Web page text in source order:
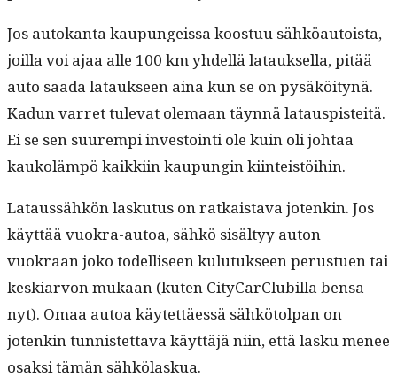
Jos autokan­ta kaupungeis­sa koos­t­uu sähköau­toista,
joil­la voi ajaa alle 100 km yhdel­lä latauk­sel­la, pitää
auto saa­da latauk­seen aina kun se on pysäköi­tynä.
Kadun var­ret tule­vat ole­maan täyn­nä lataus­pis­teitä.
Ei se sen suurem­pi investoin­ti ole kuin oli johtaa
kaukoläm­pö kaikki­in kaupun­gin kiinteistöihin.
Lataussähkön lasku­tus on ratkaista­va jotenkin. Jos
käyt­tää vuokra-autoa, sähkö sisäl­tyy auton
vuokraan joko todel­liseen kulu­tuk­seen perustuen tai
keskiar­von mukaan (kuten City­Car­Clu­bil­la ben­sa
nyt). Omaa autoa käytet­täessä sähkö­tol­pan on
jotenkin tun­nis­tet­ta­va käyt­täjä niin, että lasku menee
osak­si tämän sähkölaskua.